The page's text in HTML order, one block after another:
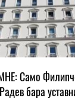
Само
бара